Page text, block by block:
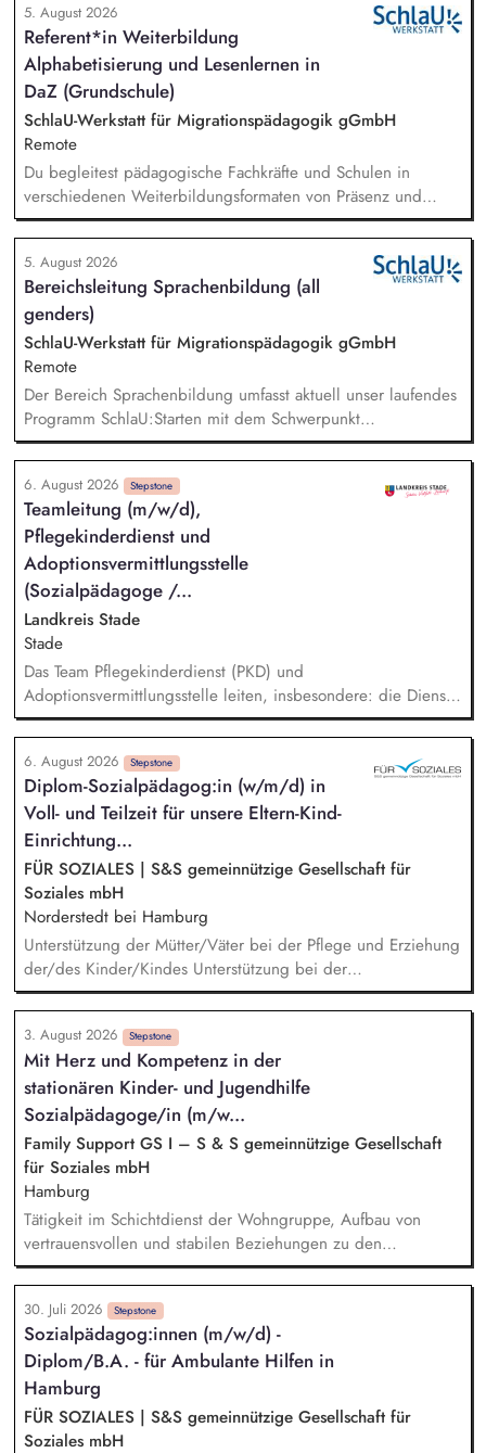
5. August 2026
Referent*in Weiterbildung
Alphabetisierung und Lesenlernen in
DaZ (Grundschule)
SchlaU-Werkstatt für Migrationspädagogik gGmbH
Remote
Du begleitest pädagogische Fachkräfte und Schulen in
verschiedenen Weiterbildungsformaten von Präsenz und
Online-Workshops bis hin zu pädogischen Tagen und erstellst
Online-Selbstlernkurse für unsere Plattform schlau-lernen.org.
Die inhaltlichen Schwerpunkte liegen dabei auf den
Bereichen Lesen lernen, Mehrsprachigkeitsbewusstsein und
Alphabetisierung in der Grundschule.
5. August 2026
Bereichsleitung Sprachenbildung (all
genders)
SchlaU-Werkstatt für Migrationspädagogik gGmbH
Remote
Der Bereich Sprachenbildung umfasst aktuell unser laufendes
Programm SchlaU:Starten mit dem Schwerpunkt
"Alphabetisierung in DaZ für die Grundschule" sowie
zukünftig weitere auf Unterrichtsmaterial bezogene Projekte
mit den Schwerpunkten sprachensensibles und
rassismuskritisches Deutschlernen von der Grundschule bis in
die Berufliche Bildung. Der Bereich Sprachenbildung
entwickelt in seinen Projekten dazu zielgruppengerechte und
innovative Unterrichtsmaterialien und begleitet pädagogische
Fachkräfte mit daran angeschlossenen
Weiterbildungsangeboten online wie offline.
6. August 2026 Stepstone
Teamleitung (m/w/d),
Pflegekinderdienst und
Adoptionsvermittlungsstelle
(Sozialpädagoge /...
Landkreis Stade
Stade
Das Team Pflegekinderdienst (PKD) und
Adoptionsvermittlungsstelle leiten, insbesondere: die Dienst-
und Fachaufsicht gegenüber Mitarbeitenden wahrnehmen,
Verantwortung im Bereich des Fach- und Finanzcontrollings
übernehmen, bei der Erstellung von Qualitätsstandards für
die Aufgabenwahrnehmung mitwirken, fachliche Impulse für
das Team herausarbeiten und weitervermitteln, in Einzelfällen
fachliche Unterstützung im Team leisten und den PKD vor
dem Familiengericht vertreten, einheitliche Verfahrensabläufe
und Leistungsgewährung und -erbringung sicherstellen.
6. August 2026 Stepstone
Diplom-Sozialpädagog:in (w/m/d) in
Voll- und Teilzeit für unsere Eltern-Kind-
Einrichtung...
FÜR SOZIALES | S&S gemeinnützige Gesellschaft für
Soziales mbH
Norderstedt bei Hamburg
Unterstützung der Mütter/Väter bei der Pflege und Erziehung
der/des Kinder/Kindes Unterstützung bei der
Beziehungsentwicklung und der persönlichen Rollenfindung
der Eltern Zusammenarbeit mit und Begleitung zu Ärzten und
Behörden Die Mütter und Väter lebensnah und
alltagsorientiert auf ein selbstständiges Leben vorzubereiten
Beratung in Einzelgesprächen und Hilfeplanung in Fragen
der beruflichen, schulischen sowie allgemeinen
Lebensplanung Planung und Umsetzung tagesstrukturierender
Angebote
3. August 2026 Stepstone
Mit Herz und Kompetenz in der
stationären Kinder- und Jugendhilfe
Sozialpädagoge/in (m/w...
Family Support GS I – S & S gemeinnützige Gesellschaft
für Soziales mbH
Hamburg
Tätigkeit im Schichtdienst der Wohngruppe, Aufbau von
vertrauensvollen und stabilen Beziehungen zu den
Bewohnenden, Begleitung der Bewohnenden auf dem Weg
in eine eigenverantwortliche Lebensgestaltung, Unterstützung
bei der schulischen und beruflichen Perspektivplanung,
Unterstützung und Beratung in akuten Krisen- und
Belastungssituationen, Begleitung in psychischen und
physischen Gesundheitsfragen, Alltagsgestaltung in der
Gruppe, sowie freizeitpädagogische Angebote,
Fallbesprechungen im Team und Bezugsbetreuer:innen
30. Juli 2026 Stepstone
Sozialpädagog:innen (m/w/d) -
Diplom/B.A. - für Ambulante Hilfen in
Hamburg
FÜR SOZIALES | S&S gemeinnützige Gesellschaft für
Soziales mbH